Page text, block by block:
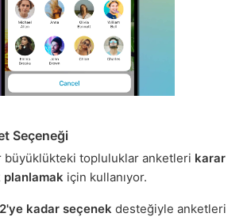
Seçeneği
büyüklükteki topluluklar anketleri karar
için kullanıyor.
kadar seçenek desteğiyle anketleri